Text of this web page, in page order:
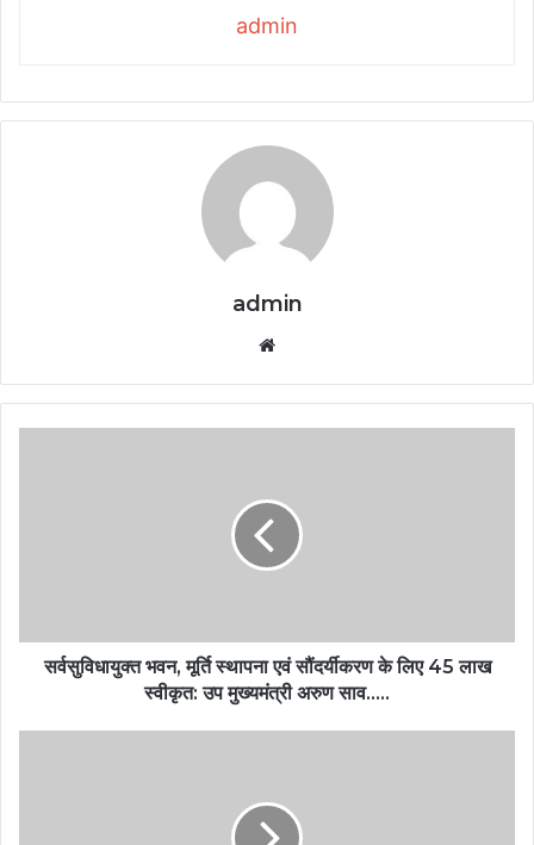
admin
admin
सर्वसुविधायुक्त भवन, मूर्ति स्थापना एवं सौंदर्यीकरण के लिए 45 लाख
स्वीकृत: उप मुख्यमंत्री अरुण साव…..